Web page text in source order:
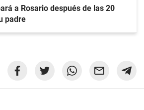
a Rosario después de las 20
padre